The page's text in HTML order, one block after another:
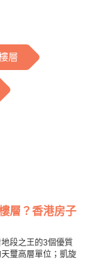
層
層？香港房子
段之王的3個優質
璽高層單位；凱旋